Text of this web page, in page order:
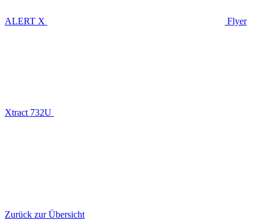
ALERT X Flyer
Xtract 732U
Zurück zur Übersicht